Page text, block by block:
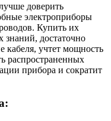
доверить
электроприборы
Купить их
знаний, достаточно
кабеля, учтет мощность
распространенных
прибора и сократит